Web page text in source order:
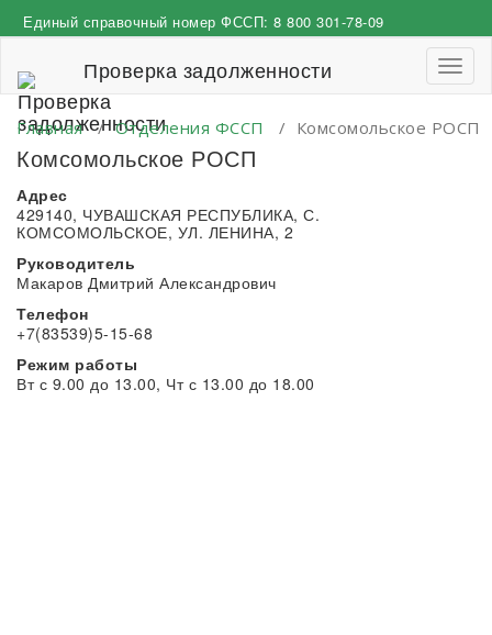
к
Единый справочный номер ФССП: 8 800 301-78-09
Проверка задолженности
Главная/Отделения ФССП / Комсомольское РОСП
Комсомольское РОСП
Адрес
429140, ЧУВАШСКАЯ РЕСПУБЛИКА, С.
КОМСОМОЛЬСКОЕ, УЛ. ЛЕНИНА, 2
Руководитель
Макаров Дмитрий Александрович
Телефон
+7(83539)5-15-68
Режим работы
Вт с 9.00 до 13.00, Чт с 13.00 до 18.00